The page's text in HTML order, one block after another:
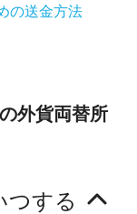
の送金方法
外貨両替所
つする